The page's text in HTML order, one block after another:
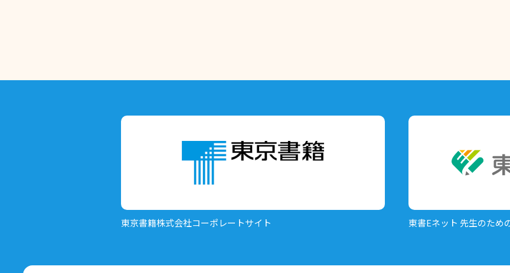
東京書籍株式会社コーポレートサイト 東書Eネット 先生のため